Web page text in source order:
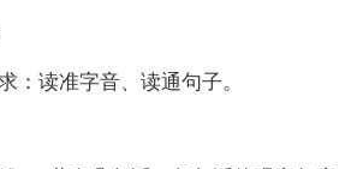
：读准字音、读通句子。